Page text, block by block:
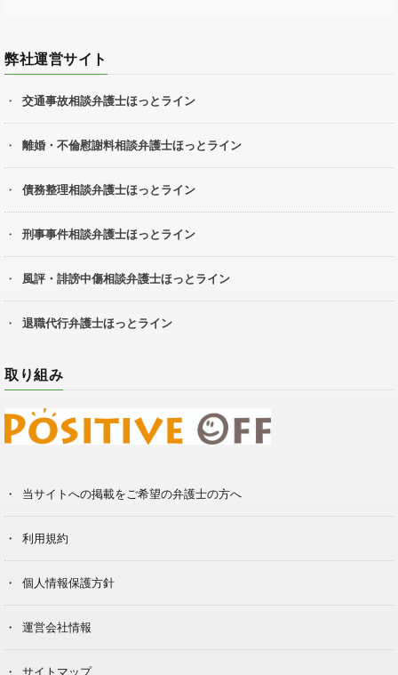
弊社運営サイト
交通事故相談弁護士ほっとライン
離婚・不倫慰謝料相談弁護士ほっとライン
債務整理相談弁護士ほっとライン
刑事事件相談弁護士ほっとライン
風評・誹謗中傷相談弁護士ほっとライン
退職代行弁護士ほっとライン
取り組み
当サイトへの掲載をご希望の弁護士の方へ
利用規約
個人情報保護方針
運営会社情報
サイトマップ